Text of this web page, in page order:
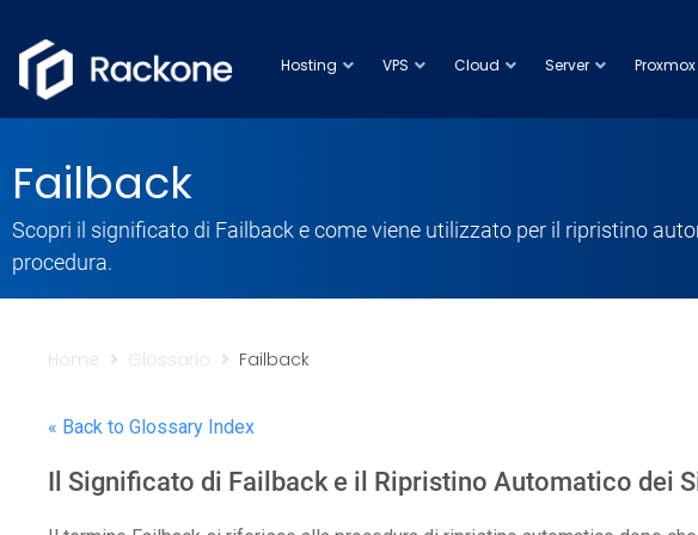
Hosting VPS Cloud Server Proxmox
Failback
Scopri il significato di Failback e come viene utilizzato per il ripristino
procedura.
Home Glossario Failback
« Back to Glossary Index
Il Significato di Failback e il Ripristino Automatico dei